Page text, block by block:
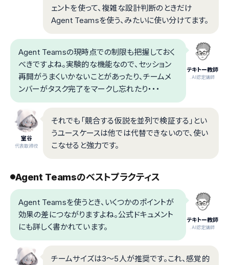
ェントを使って、複雑な設計判断のときだけ
Agent Teamsを使う、みたいに使い分けてます。
テキトー教師
.AI認定講師
Agent Teamsの現時点での制限も把握しておく
べきですよね。実験的な機能なので、セッション
再開がうまくいかないことがあったり、チームメ
ンバーがタスク完了をマークし忘れたり・・・
室谷
代表取締役
それでも「競合する仮説を並列で検証する」とい
うユースケースは他では代替できないので、使い
こなせると強力です。
Agent Teamsのベストプラクティス
テキトー教師
.AI認定講師
Agent Teamsを使うとき、いくつかのポイントが
効果の差につながりますよね。公式ドキュメント
にも詳しく書かれています。
チームサイズは3〜5人が推奨です。これ、感覚的